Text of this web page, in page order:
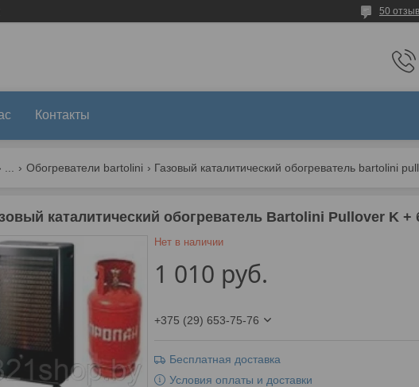
50
Контакты
Обогреватели bartolini
каталитический обогреватель Bartolini Pullover K +
Нет в наличии
1 010 руб.
+375 (29) 653-75-76
Бесплатная доставка
Условия оплаты и доставки